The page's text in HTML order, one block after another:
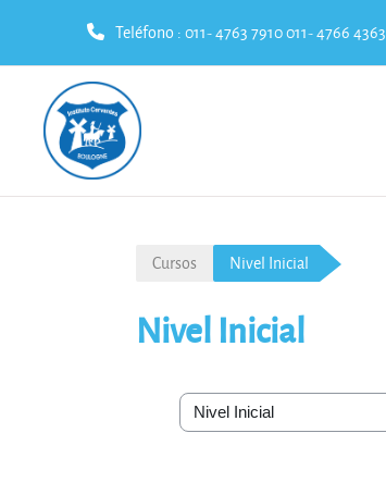
Salta al contenido principal
Teléfono : 011- 4763 7910 011- 4766 4363
Cursos Nivel Inicial
Nivel Inicial
Categorías